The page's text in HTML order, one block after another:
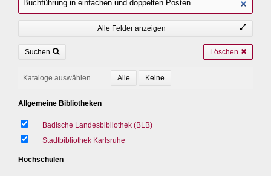
Alle Felder anzeigen
Suchen Löschen
Kataloge auswählen
Allgemeine Bibliotheken
Badische Landesbibliothek (BLB)
Stadtbibliothek Karlsruhe
Hochschulen